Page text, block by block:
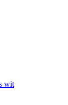
wit